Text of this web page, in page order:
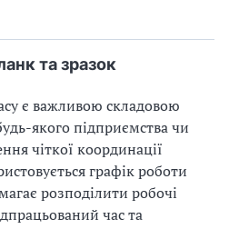
та зразок
є важливою складовою
якого підприємства чи
чіткої координації
графік роботи
розподілити робочі
час та